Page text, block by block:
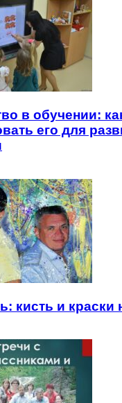
в обучении:
его для
кисть и краски